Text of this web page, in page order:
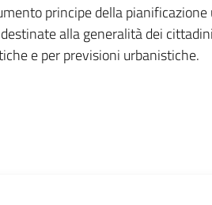
principe della
alla generalità dei
e per previsioni urbanistiche.